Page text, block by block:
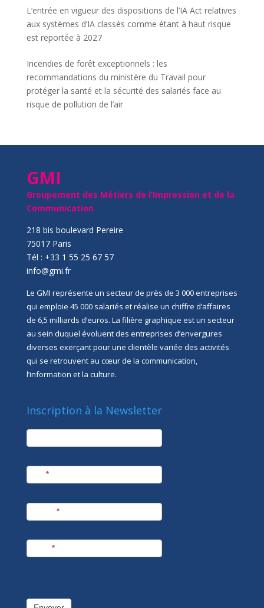
L’entrée en vigueur des dispositions de l’IA Act relatives
aux systèmes d’IA classés comme étant à haut risque
est reportée à 2027
Incendies de forêt exceptionnels : les
recommandations du ministère du Travail pour
protéger la santé et la sécurité des salariés face au
risque de pollution de l’air
GMI
Groupement des Métiers de l’Impression et de la
Communication
218 bis boulevard Pereire
75017 Paris
Tél : +33 1 55 25 67 57
info@gmi.fr
Le GMI représente un secteur de près de 3 000 entreprises
qui emploie 45 000 salariés et réalise un chiffre d’affaires
de 6,5 milliards d’euros. La filière graphique est un secteur
au sein duquel évoluent des entreprises d’envergures
diverses exerçant pour une clientèle variée des activités
qui se retrouvent au cœur de la communication,
l’information et la culture.
Inscription à la Newsletter
newsletter
*
*
*